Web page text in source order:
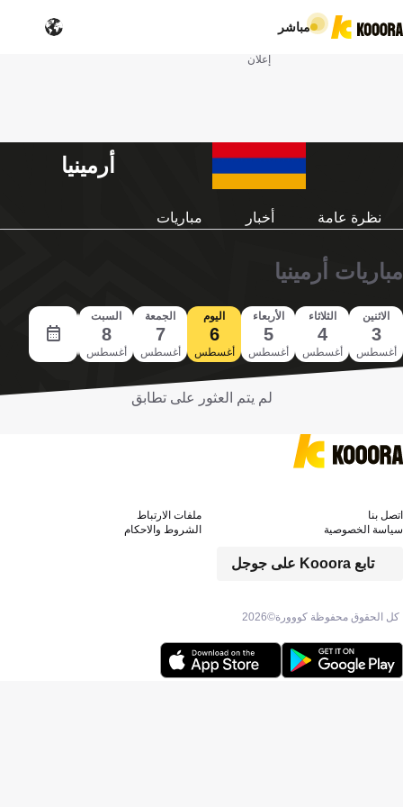
مباشر
إعلان
أرمينيا
نظرة عامة أخبار مباريات
مباريات أرمينيا
الاثنين
3
أغسطس
الثلاثاء
4
أغسطس
الأربعاء
5
أغسطس
اليوم
6
أغسطس
الجمعة
7
أغسطس
السبت
8
أغسطس
9
لم يتم العثور على تطابق
كل الحقوق محفوظة كووورة©2026
تابع Kooora على جوجل
اتصل بنا
ملفات الارتباط
سياسة الخصوصية
الشروط والاحكام